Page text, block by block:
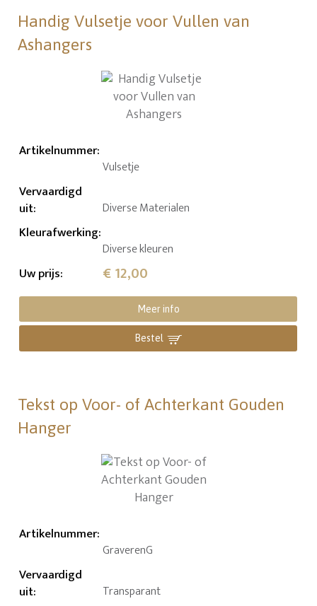
Handig Vulsetje voor Vullen van
Ashangers
Artikelnummer:
Vulsetje
Vervaardigd
uit: Diverse Materialen
Kleurafwerking:
Diverse kleuren
Uw prijs: € 12,00
Meer info
Bestel
Tekst op Voor- of Achterkant Gouden
Hanger
Artikelnummer:
GraverenG
Vervaardigd
uit: Transparant